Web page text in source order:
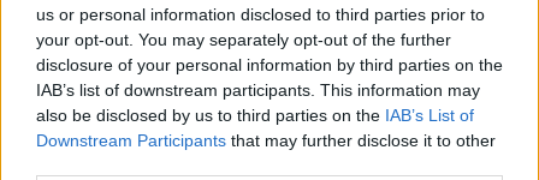
us or personal information disclosed to third parties prior to
your opt-out. You may separately opt-out of the further
disclosure of your personal information by third parties on the
IAB’s list of downstream participants. This information may
also be disclosed by us to third parties on the IAB’s List of
Downstream Participants that may further disclose it to other
Remember, remember the Fifth of November,
The Gunpowder Treason and Plot,
I know of no reason
Why the Gunpowder Treason